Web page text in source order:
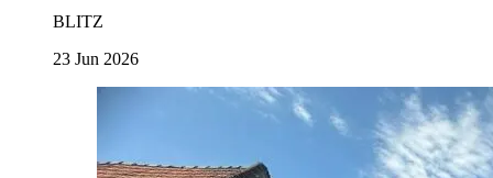
BLITZ
23 Jun 2026